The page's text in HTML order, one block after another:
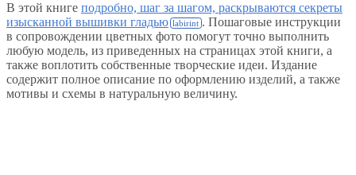
В этой книге подробно, шаг за шагом, раскрываются секреты
изысканной вышивки гладью
. Пошаговые инструкции
в сопровождении цветных фото помогут точно выполнить
любую модель, из приведенных на страницах этой книги, а
также воплотить собственные творческие идеи. Издание
содержит полное описание по оформлению изделий, а также
мотивы и схемы в натуральную величину.